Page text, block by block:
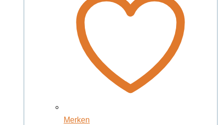
Merken